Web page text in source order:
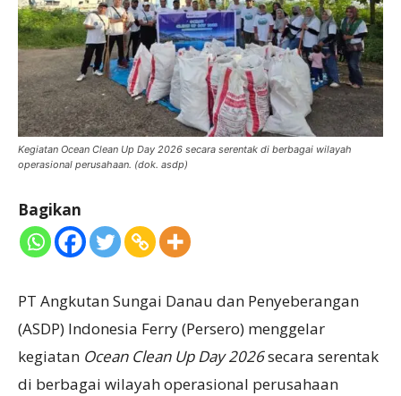
Kegiatan Ocean Clean Up Day 2026 secara serentak di berbagai wilayah
operasional perusahaan. (dok. asdp)
Bagikan
PT Angkutan Sungai Danau dan Penyeberangan
(ASDP) Indonesia Ferry (Persero) menggelar
kegiatan Ocean Clean Up Day 2026secara serentak
di berbagai wilayah operasional perusahaan